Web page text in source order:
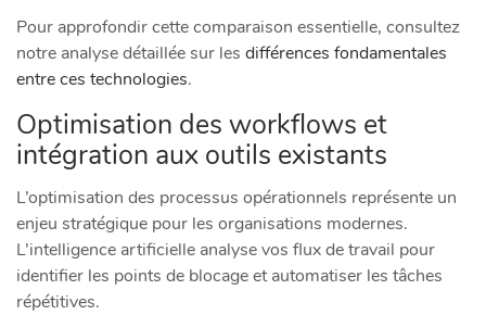
Pour approfondir cette comparaison essentielle, consultez
notre analyse détaillée sur les différences fondamentales
entre ces technologies.
Optimisation des workflows et
intégration aux outils existants
L’optimisation des processus opérationnels représente un
enjeu stratégique pour les organisations modernes.
L’intelligence artificielle analyse vos flux de travail pour
identifier les points de blocage et automatiser les tâches
répétitives.